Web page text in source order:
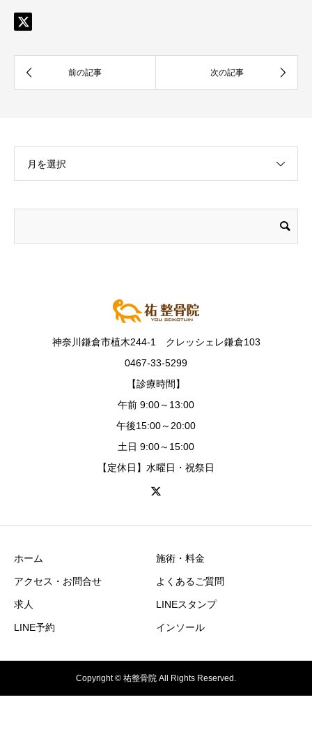
月を選択
神奈川鎌倉市植木244-1 クレッシェレ鎌倉103
0467-33-5299
【診療時間】
午前 9:00～13:00
午後15:00～20:00
土日 9:00～15:00
【定休日】水曜日・祝祭日
ホーム 施術・料金
アクセス・お問合せ よくあるご質問
求人 LINEスタンプ
LINE予約 インソール
Copyright © 祐整骨院 All Rights Reserved.